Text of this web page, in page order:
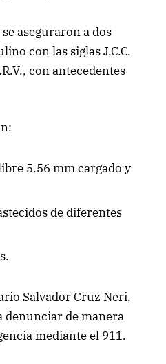
aseguraron a dos
con las siglas J.C.C.
con antecedentes
5.56 mm cargado y
de diferentes
Salvador Cruz Neri,
denunciar de manera
mediante el 911.